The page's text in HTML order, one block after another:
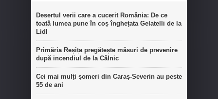
Desertul verii care a cucerit România: De ce
toată lumea pune în coș înghețata Gelatelli de la
Lidl
Primăria Reșița pregătește măsuri de prevenire
după incendiul de la Câlnic
Cei mai mulți șomeri din Caraș-Severin au peste
55 de ani